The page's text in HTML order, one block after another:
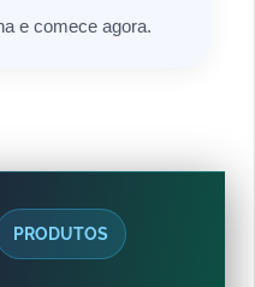
e comece agora.
PRODUTOS